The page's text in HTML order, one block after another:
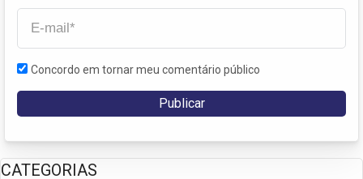
Concordo em tornar meu comentário público
CATEGORIAS